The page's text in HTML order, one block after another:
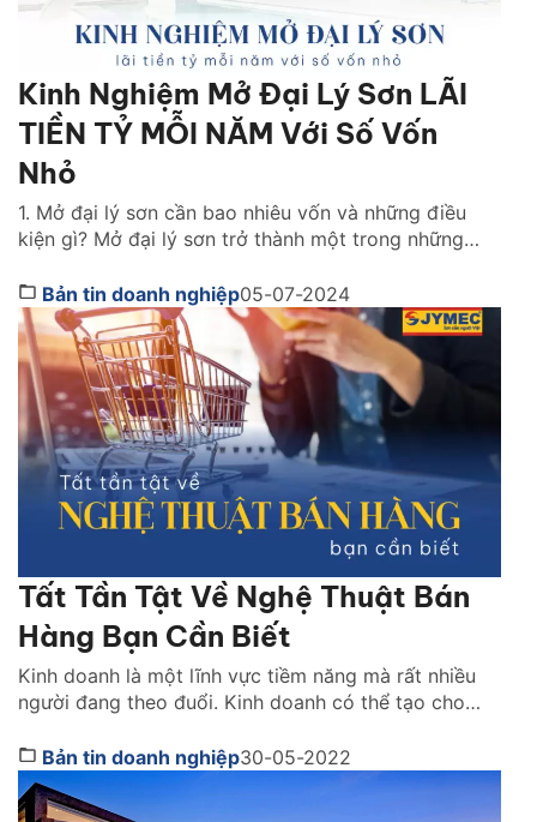
Kinh Nghiệm Mở Đại Lý Sơn LÃI
TIỀN TỶ MỖI NĂM Với Số Vốn
Nhỏ
1. Mở đại lý sơn cần bao nhiêu vốn và những điều
kiện gì? Mở đại lý sơn trở thành một trong những
vào tiềm năng thị trường, cũng như khả năng sinh lời
vượt trội của nó. Có rất nhiều người đã chuyển […]
Bản tin doanh nghiệp05-07-2024
Tất Tần Tật Về Nghệ Thuật Bán
Hàng Bạn Cần Biết
Kinh doanh là một lĩnh vực tiềm năng mà rất nhiều
người đang theo đuổi. Kinh doanh có thể tạo cho
của bạn trwor nên sung túc. Nhưng muốn kinh doanh
thành công bạn cần phải có rất nhiều kỹ năng. Nghệ
thuật bán […]
Bản tin doanh nghiệp30-05-2022